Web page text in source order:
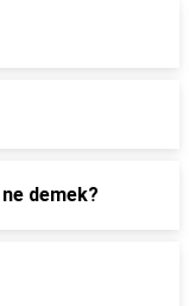
demek?